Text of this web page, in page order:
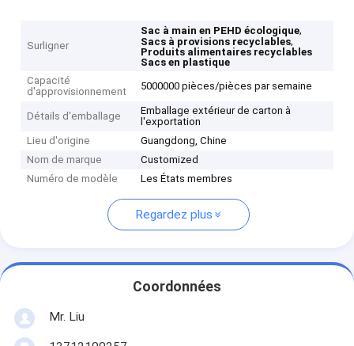
Surligner
Sac à main en PEHD écologique,
Sacs à provisions recyclables,
Produits alimentaires recyclables
Sacs en plastique
Capacité
d'approvisionnement
5000000 pièces/pièces par semaine
Détails d'emballage
Emballage extérieur de carton à
l'exportation
Lieu d'origine
Guangdong, Chine
Nom de marque
Customized
Numéro de modèle
Les États membres
Regardez plus
Coordonnées
Mr. Liu